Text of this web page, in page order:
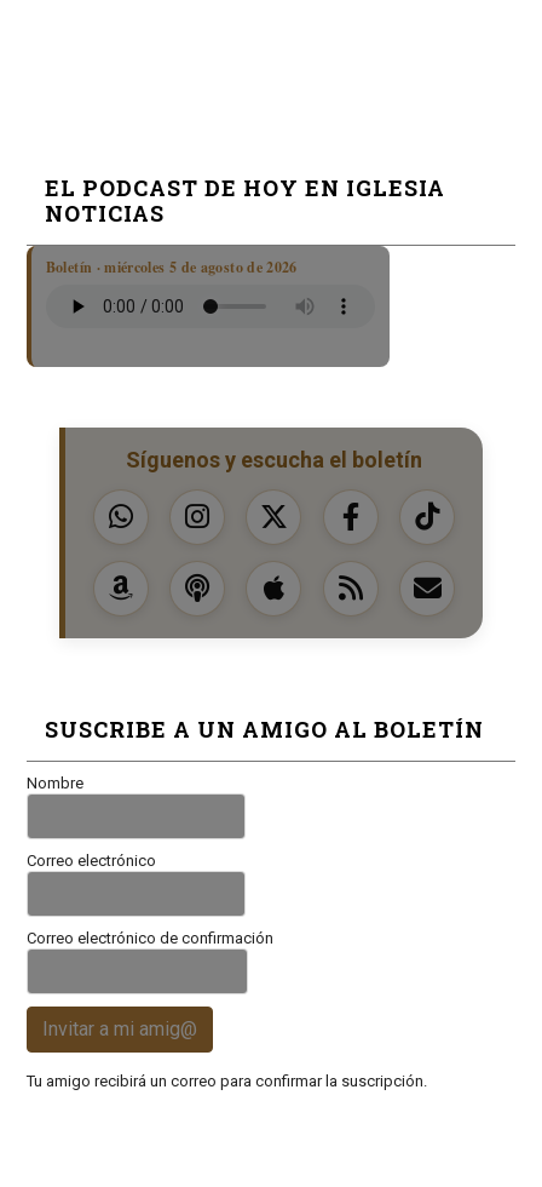
EL PODCAST DE HOY EN IGLESIA
NOTICIAS
Boletín · miércoles 5 de agosto de 2026
Síguenos y escucha el boletín
SUSCRIBE A UN AMIGO AL BOLETÍN
Nombre
Correo electrónico
Correo electrónico de confirmación
Invitar a mi amig@
Tu amigo recibirá un correo para confirmar la suscripción.